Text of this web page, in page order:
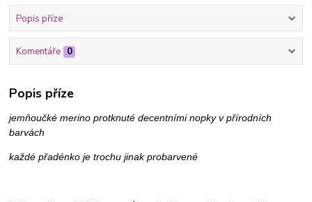
Popis příze
Komentáře 0
Popis příze
jemňoučké merino protknuté decentními nopky v přírodních
barvách
každé přadénko je trochu jinak probarvené